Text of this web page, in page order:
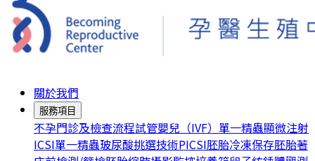
關於我們
服務項目
不孕門診及檢查流程試管嬰兒（IVF） 單一精蟲顯微注射
ICSI單一精蟲玻尿酸挑選技術PICSI胚胎冷凍保存胚胎著